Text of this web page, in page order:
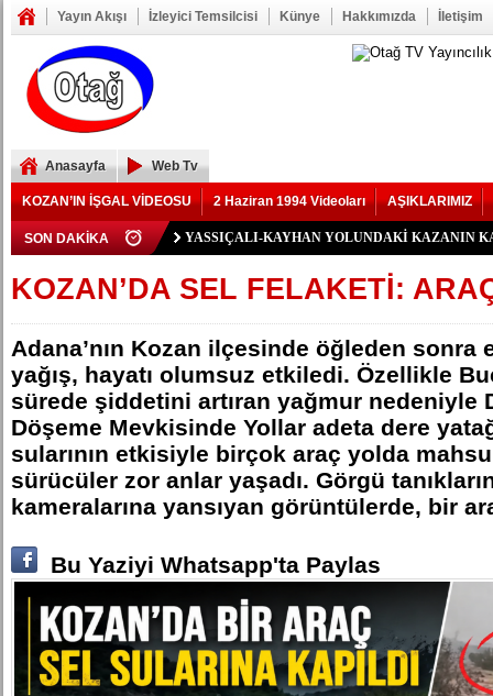
Yayın Akışı İzleyici Temsilcisi Künye Hakkımızda İletişim
Anasayfa Web Tv
KOZAN’IN İŞGAL VİDEOSU 2 Haziran 1994 Videoları AŞIKLARIMIZ
SON DAKİKA
YIKILAN İMAM HATİP LİSESİ ALANINDA YOL
73 yaşındaki Yusuf Seğmen, 23 Yıl Aradan Sonra
Şerif Köşeli, MHP Kozan İlçe Kongresi’ne Katılmadı.
ZAFER YEĞENOĞLU, YENİ PARTİ KOZAN
YASSIÇALI-KAYHAN YOLUNDAKİ KAZANIN
Polis Memuru Serkan Duru Son Yolculuğuna
Kozan Gedikli Köyü’nde Otomobil Takla Attı: 1’i
Eskimantaş Köyü Muhtarı Mustafa Aköz, tedavi
FEKE’DE ELEKTRİK TEPKİSİ: ÇONDU
KOZAN’DA TRAFİK KAZASI 7 KİŞİ YARALANDI
BÖBREKLERİ İKİ HASTAYA UMUT OLDU
DAMDAN DÜŞEN OĞUZHAN BÜYÜMEZ, 4
Feke’de Yeni Parti İlçe Başkanlığı İçin Öncü Tok
Kozan’daki Orman Yangını Büyük Oranda Kontrol
Mansurlu Yol Kavşağı’nda İki Otomobil Çarpıştı: 2
KOZAN’DA SEL FELAKETİ:
Adana’nın Kozan ilçesinde öğleden sonra
yağış, hayatı olumsuz etkiledi. Özellikle
sürede şiddetini artıran yağmur nedeniyle
Döşeme Mevkisinde Yollar adeta dere
sularının etkisiyle birçok araç yolda
sürücüler zor anlar yaşadı. Görgü
kameralarına yansıyan görüntülerde, bir
Bu Yaziyi Whatsapp'ta Paylas